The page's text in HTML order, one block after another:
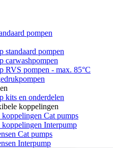
pompen
standaard pompen
carwashpompen
RVS pompen - max. 85°C
kits en onderdelen
koppelingen
Cat pumps
Interpump
Cat pumps
Interpump